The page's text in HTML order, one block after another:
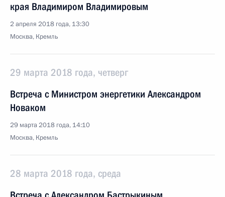
края Владимиром Владимировым
2 апреля 2018 года, 13:30
Москва, Кремль
29 марта 2018 года, четверг
Встреча с Министром энергетики Александром
Новаком
29 марта 2018 года, 14:10
Москва, Кремль
28 марта 2018 года, среда